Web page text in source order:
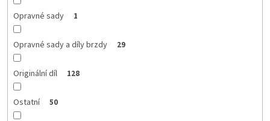
Opravné sady 1
Opravné sady a díly brzdy 29
Originální díl 128
Ostatní 50